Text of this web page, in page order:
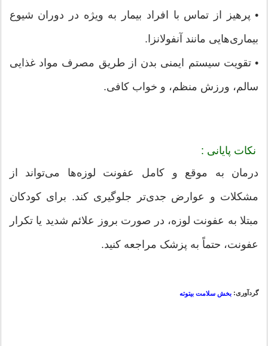
• پرهیز از تماس با افراد بیمار به ویژه در دوران شیوع
بیماری‌هایی مانند آنفولانزا.
• تقویت سیستم ایمنی بدن از طریق مصرف مواد غذایی
سالم، ورزش منظم، و خواب کافی.
نکات پایانی :
درمان به موقع و کامل عفونت لوزه‌ها می‌تواند از
مشکلات و عوارض جدی‌تر جلوگیری کند. برای کودکان
مبتلا به عفونت لوزه، در صورت بروز علائم شدید یا تکرار
عفونت، حتماً به پزشک مراجعه کنید.
گردآوری: بخش سلامت بیتوته